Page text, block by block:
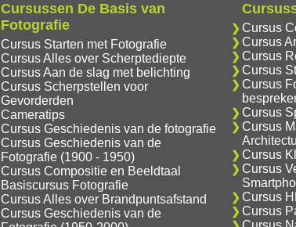
Cursussen De Basis van
Fotografie
Cursus Starten met Fotografie
Cursus Alles over Scherptediepte
Cursus Aan de slag met belichting
Cursus Scherpstellen voor
Gevorderden
Cameratips
Cursus Geschiedenis van de fotografie
Cursus Geschiedenis van de
Fotografie (1900 - 1950)
Cursus Compositie en Beeldtaal
Basiscursus Fotografie
Cursus Alles over Brandpuntsafstand
Cursus Geschiedenis van de
Cursus
Cursus
Cursus
Cursus
Cursus
Cursus
Cursus
Cursus
Cursus
Cursus
Cursus